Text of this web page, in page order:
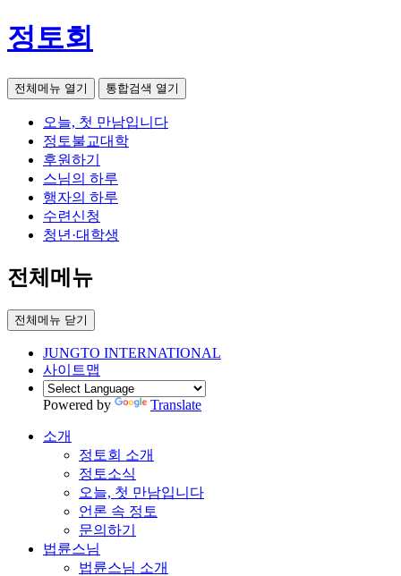
정토회
전체메뉴 열기 통합검색 열기
오늘, 첫 만남입니다
정토불교대학
후원하기
스님의 하루
행자의 하루
수련신청
청년·대학생
전체메뉴
전체메뉴 닫기
JUNGTO INTERNATIONAL
사이트맵
Powered by Translate
소개
정토회 소개
정토소식
오늘, 첫 만남입니다
언론 속 정토
문의하기
법륜스님
법륜스님 소개